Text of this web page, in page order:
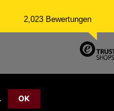
2,023 Bewertungen
Sepa
OK